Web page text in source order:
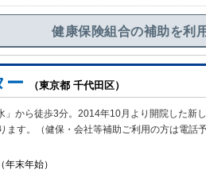
健康保険組合の補助を利
ー （東京都 千代田区）
から徒歩3分。2014年10月より開院した新し
す。（健保・会社等補助ご利用の方は電話予
末年始）